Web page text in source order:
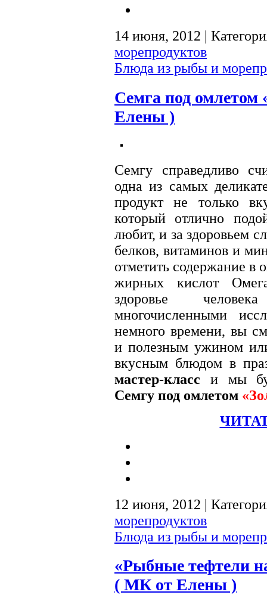
14 июня, 2012 |
морепродуктов
Блюда из рыбы и
Семга под
Елены )
Семгу справедливо
одна из самых
продукт не только
который отлично
любит, и за здоровьем
белков, витаминов и
отметить содержание в
жирных кислот
здоровье
многочисленными
немного времени, вы
и полезным ужином
вкусным блюдом в
мастер-класс и мы
Семгу под омлетом
12 июня, 2012 |
морепродуктов
Блюда из рыбы и
«Рыбные тефтели
( МК от Елены )